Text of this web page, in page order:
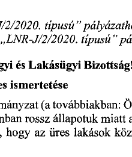
2/2020. típusú"
„LNR-J/2/2020. típusú"
és Lakásügyi Bizottság!
ismertetése
(a továbbiakban:
rossz állapotuk miatt
hogy az üres lakások